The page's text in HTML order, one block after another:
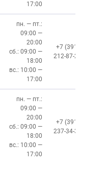
17:00
пн. — пт.:
09:00 —
20:00
сб.: 09:00 —
18:00
вс.: 10:00 —
17:00
+7 (391)
212-87-27
пн. — пт.:
09:00 —
20:00
сб.: 09:00 —
18:00
вс.: 10:00 —
17:00
+7 (391)
237-34-34